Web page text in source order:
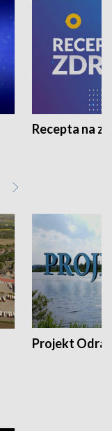
Recepta na
Projekt Odra